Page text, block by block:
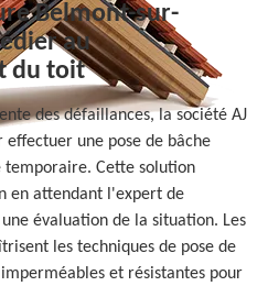
Belmont-sur-
au
du toit
des défaillances, la société AJ
effectuer une pose de bâche
Cette solution
en attendant l'expert de
évaluation de la situation. Les
les techniques de pose de
et résistantes pour